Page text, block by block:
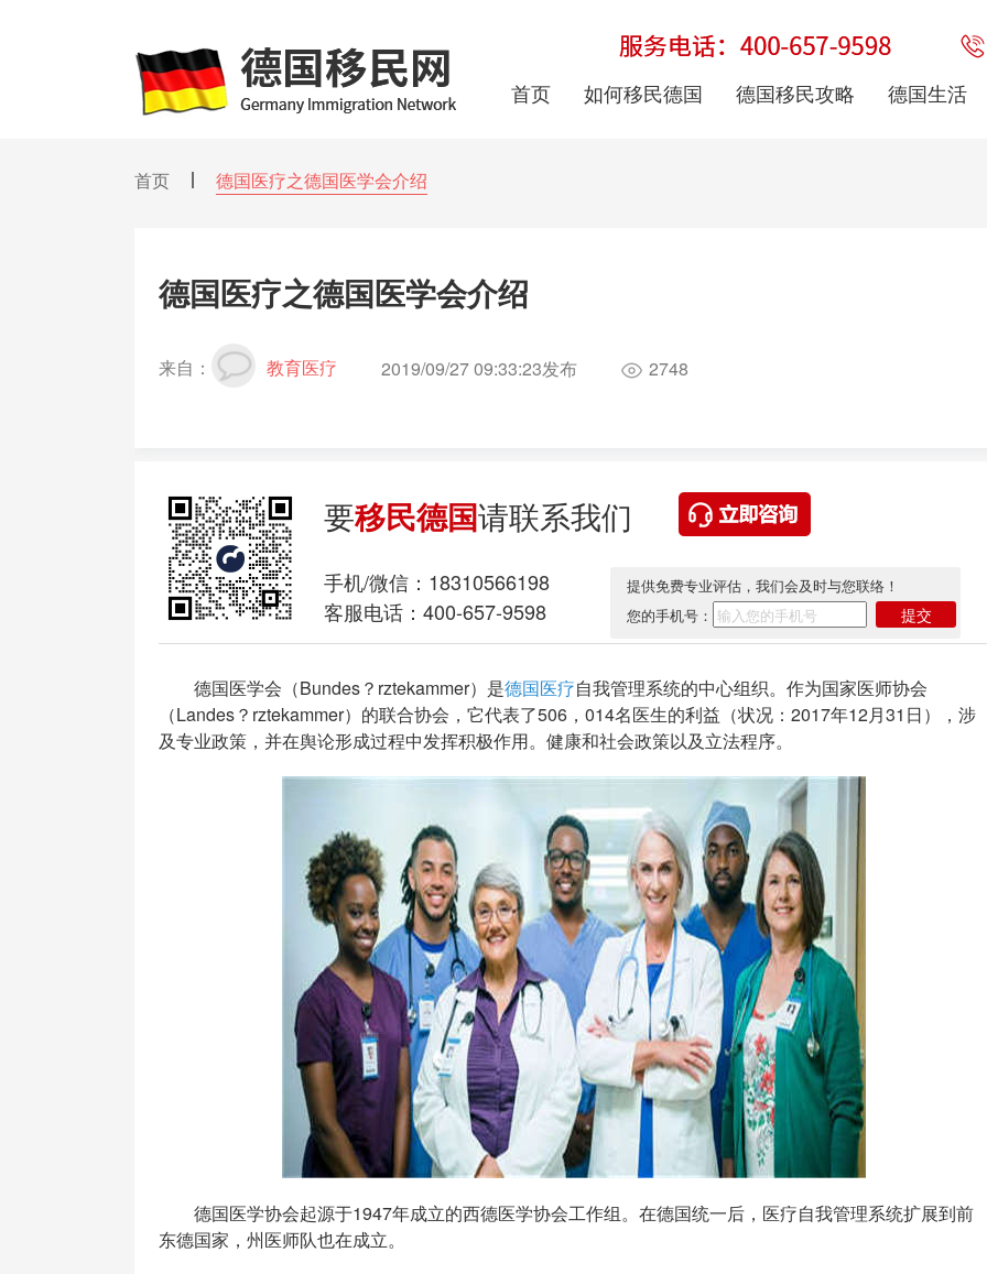
首页 如何移民德国 德国移民攻略 德国生活
首页 德国医疗之德国医学会介绍
德国医疗之德国医学会介绍
来自： 教育医疗 2019/09/27 09:33:23发布 2748
要移民德国请联系我们
手机/微信： 18310566198
客服电话：400-657-9598
提供免费专业评估，我们会及时与您联络！
您的手机号：
提交
德国医学会（Bundes？rztekammer）是德国医疗自我管理系统的中心组织。作为国家医师协会
（Landes？rztekammer）的联合协会，它代表了506，014名医生的利益（状况：2017年12月31日），涉
及专业政策，并在舆论形成过程中发挥积极作用。健康和社会政策以及立法程序。
德国医学协会起源于1947年成立的西德医学协会工作组。在德国统一后，医疗自我管理系统扩展到前
东德国家，州医师队也在成立。